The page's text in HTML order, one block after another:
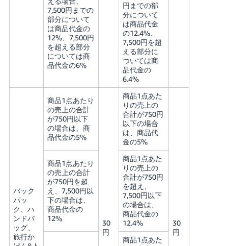
7,500円までの
部分について
は商品代金の
12%、7,500円
を超える部分
については商
品代金の6%
円までの部
分について
は商品代金
の12.4%、
7,500円を超
える部分に
ついては商
品代金の
6.4%
バック
パッ
ク、ハ
ンドバ
ッグ、
旅行か
商品1点あたり
の売上の合計
が750円以下
の場合は、商
品代金の5%
30
円
商品1点あた
りの売上の
合計が750円
以下の場合
は、商品代
金の5%
30
円
商品1点あたり
の売上の合計
が750円を超
え、7,500円以
下の場合は、
商品代金の
12%
商品1点あた
りの売上の
合計が750円
を超え、
7,500円以下
の場合は、
商品代金の
12.4%
商品1点あた